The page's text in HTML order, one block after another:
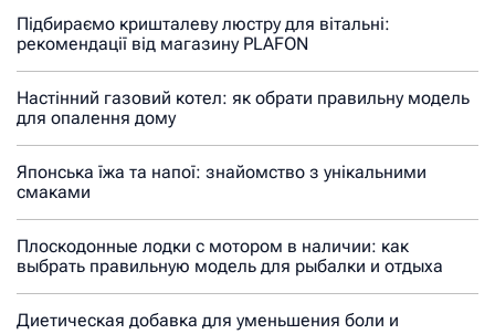
Підбираємо кришталеву люстру для вітальні:
рекомендації від магазину PLAFON
Настінний газовий котел: як обрати правильну модель
для опалення дому
Японська їжа та напої: знайомство з унікальними
смаками
Плоскодонные лодки с мотором в наличии: как
выбрать правильную модель для рыбалки и отдыха
Диетическая добавка для уменьшения боли и